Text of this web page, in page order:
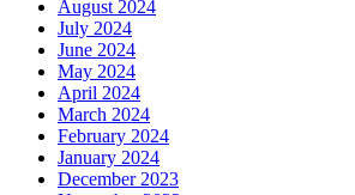
August 2024
July 2024
June 2024
May 2024
April 2024
March 2024
February 2024
January 2024
December 2023